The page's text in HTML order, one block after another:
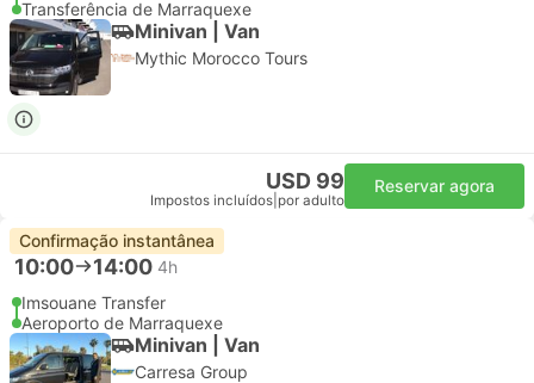
Transferência de Marraquexe
Minivan | Van
Mythic Morocco Tours
USD 99
Impostos incluídos por adulto
Reservar agora
Confirmação instantânea
10:00 14:00 4h
Imsouane Transfer
Aeroporto de Marraquexe
Minivan | Van
Carresa Group